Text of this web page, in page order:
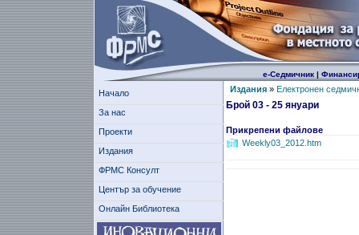
е-Седмичник|
Начало
За нас
Проекти
Издания
ФРМС Консулт
Център за обучение
Онлайн Библиотека
Издания» Електронен
Брой 03 - 25 януари
Прикрепени файлове
Weekly03_2012.htm